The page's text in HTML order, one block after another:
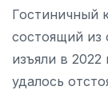
Гостиничный
состоящий из
изъяли в
удалось